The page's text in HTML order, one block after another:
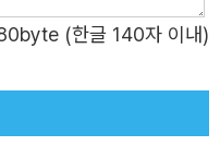
어떻게 하면 우리가 과학자
운 방향으로 행동할 수 있
무서움과 시급성을 실감
아이들과 그 후손들의 삶을
한 꿈을 키워 온 ‘코스모
것이다. 왜냐하면 앤 드
었기 때문이다. 1977
넬 대학교 천체 물리학
(한글 140자 이내)